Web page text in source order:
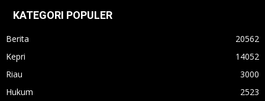
KATEGORI POPULER
Berita
20562
Kepri
14052
Riau
3000
Hukum
2523